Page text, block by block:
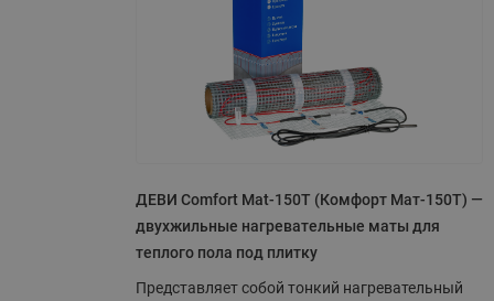
ДЕВИ Comfort Mat-150T (Комфорт Мат-150Т) —
двухжильные нагревательные маты для
теплого пола под плитку
Представляет собой тонкий нагревательный